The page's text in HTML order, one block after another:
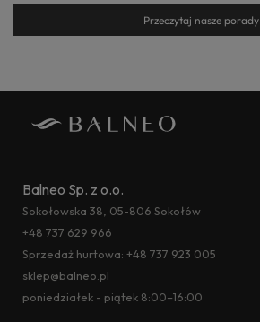
Przeczytaj nasze porady
Balneo Sp. z o.o.
Sokołowska 38, 05-806 Sokołów
+48 737 629 966
Sprzedaż hurtowa: +48 737 923 005
sklep@balneo.pl
poniedziałek - piątek 8:00–16:00